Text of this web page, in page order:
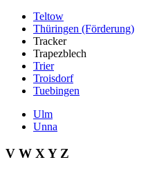
Teltow
Thüringen (Förderung)
Tracker
Trapezblech
Trier
Troisdorf
Tuebingen
Ulm
Unna
V W X Y Z